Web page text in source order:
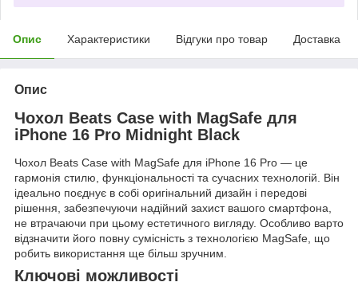
Опис Характеристики Відгуки про товар Доставка
Опис
Чохол Beats Case with MagSafe для
iPhone 16 Pro Midnight Black
Чохол Beats Case with MagSafe для iPhone 16 Pro — це
гармонія стилю, функціональності та сучасних технологій. Він
ідеально поєднує в собі оригінальний дизайн і передові
рішення, забезпечуючи надійний захист вашого смартфона,
не втрачаючи при цьому естетичного вигляду. Особливо варто
відзначити його повну сумісність з технологією MagSafe, що
робить використання ще більш зручним.
Ключові можливості